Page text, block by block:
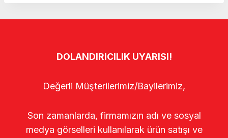
DOLANDIRICILIK UYARISI!
Değerli Müşterilerimiz/Bayilerimiz,
Son zamanlarda, firmamızın adı ve sosyal
medya görselleri kullanılarak ürün satışı ve